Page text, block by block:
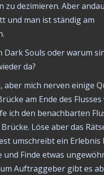
zu dezimieren. Aber
und man ist ständig am
Dark Souls oder warum
da?
aber mich nerven einige
am Ende des
ich den benachbarten
Löse aber das
umschreibt ein Erlebnis
und Finde etwas
Auftraggeber gibt es